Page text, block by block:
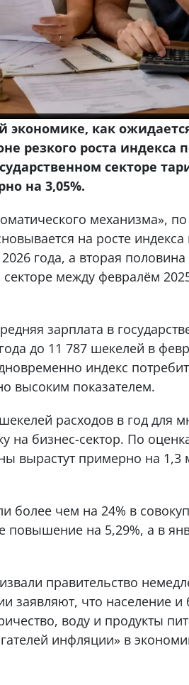
как
резкого роста индекса
секторе
на 3,05%.
механизма», по
на росте индекса
года, а вторая
между февралём
зарплата в
до 11 787 шекелей в
индекс
высоким показателем.
расходов в год для
на бизнес-сектор. По
вырастут примерно на 1,3
более чем на 24% в
на 5,29%, а в
правительство
что население и
воду и продукты
инфляции» в